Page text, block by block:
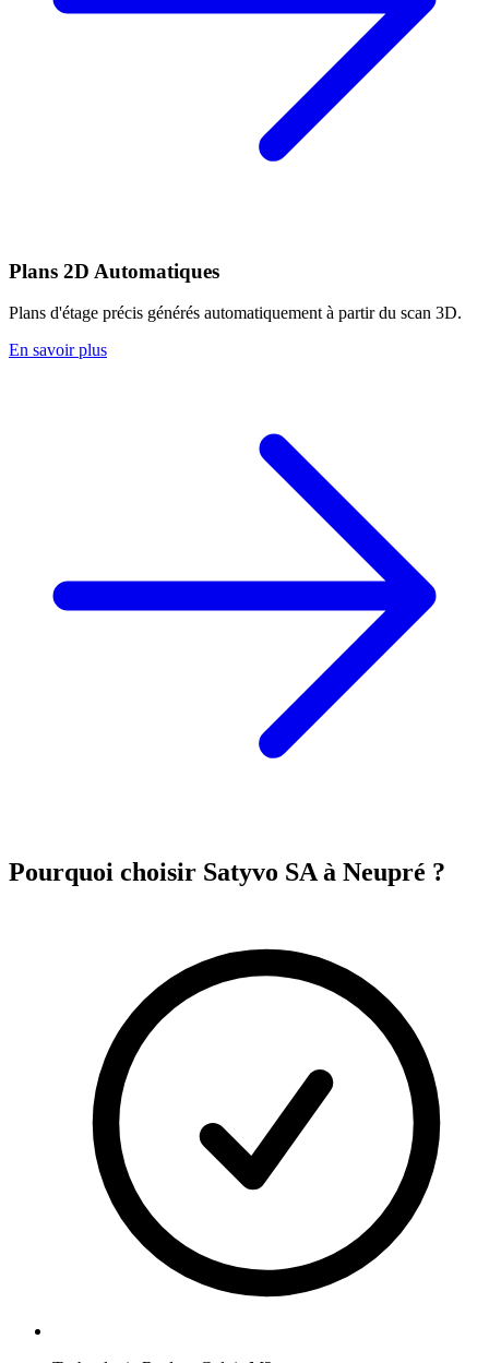
Plans 2D Automatiques
Plans d'étage précis générés automatiquement à partir du scan 3D.
En savoir plus
Pourquoi choisir Satyvo SA à Neupré ?